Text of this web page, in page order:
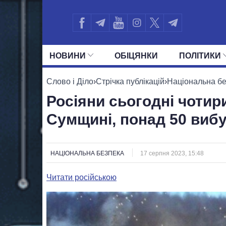
НОВИНИ ОБIЦЯНКИ ПОЛIТИКИ
УСІ ПОЛІТИКИ ПРЕЗИДЕНТ І
Слово і Діло›Стрічка публікацій›Національна
Росіяни сьогодні
Сумщині, понад 50
НАЦІОНАЛЬНА БЕЗПЕКА 17 серпня 2023, 15:48
Читати російською